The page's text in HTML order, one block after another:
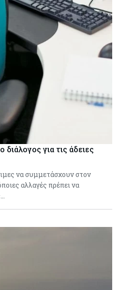
για τις άδειες
να συμμετάσχουν στον
αλλαγές πρέπει να